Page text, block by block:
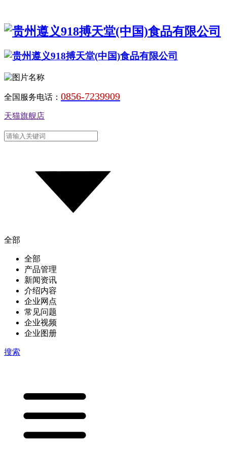
全国服务电话： 0856-7239909
天猫旗舰店
全部
全部
产品管理
新闻资讯
介绍内容
企业网点
常见问题
企业视频
企业图册
搜索